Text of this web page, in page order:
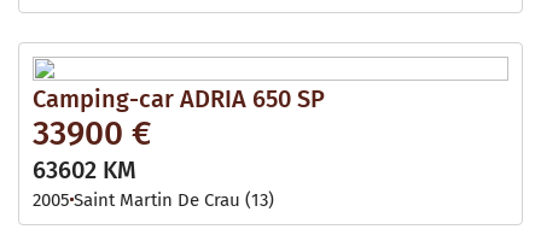
Camping-car ADRIA 650 SP
33900 €
63602 KM
2005 Saint Martin De Crau (13)